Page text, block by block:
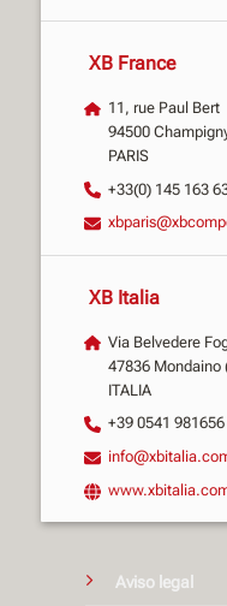
XB France
11, rue Paul Bert
94500
PARIS
+33(0) 145 163
XB Italia
Via Belvedere
47836 Mondaino
ITALIA
+39 0541 981656
Aviso legal